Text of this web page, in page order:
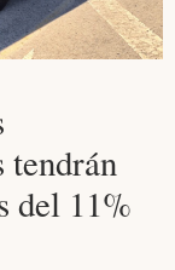
tendrán
del 11%